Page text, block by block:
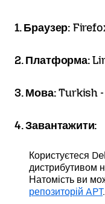
1. Браузер:
2. Платформа:
3. Мова:Turkish
4. Завантажити:
Користуєтеся
дистрибутивом
Натомість ви
репозиторій APT.